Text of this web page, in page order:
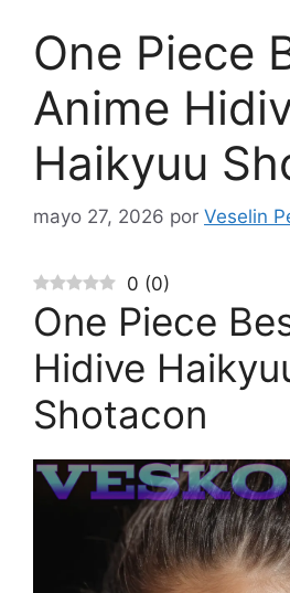
One Piece
Anime
Haikyuu
mayo 27, 2026 por Veselin
0 (0)
One Piece
Hidive
Shotacon